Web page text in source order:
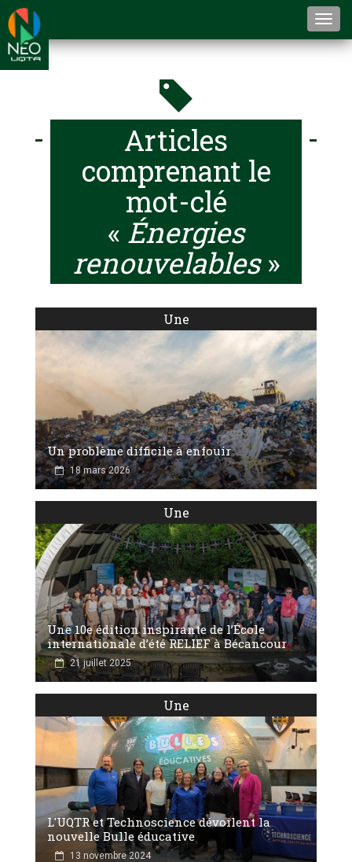
Articles
comprenant le
mot-clé
« Énergies
renouvelables»
Une
Un problème difficile à enfouir
18 mars 2026
Une
Une 10e édition inspirante de l’École
internationale d’été RELIEF à Bécancour
21 juillet 2025
Une
L'UQTR et Technoscience dévoilent la
nouvelle Bulle éducative
13 novembre 2024